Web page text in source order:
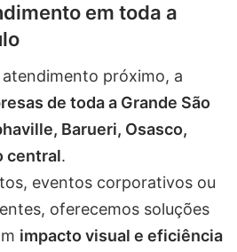
em toda a
próximo, a
de toda a Grande São
Barueri, Osasco,
central.
eventos corporativos ou
oferecemos soluções
impacto visual e eficiência